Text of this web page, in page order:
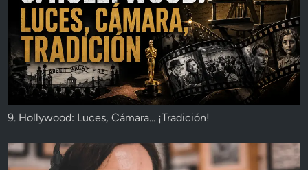
9. Hollywood: Luces, Cámara... ¡Tradición!